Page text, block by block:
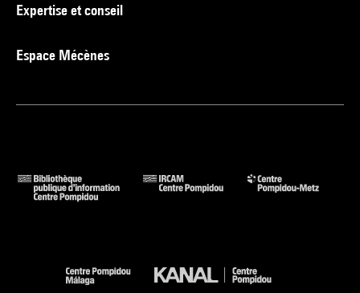
Expertise et conseil
Espace Mécènes